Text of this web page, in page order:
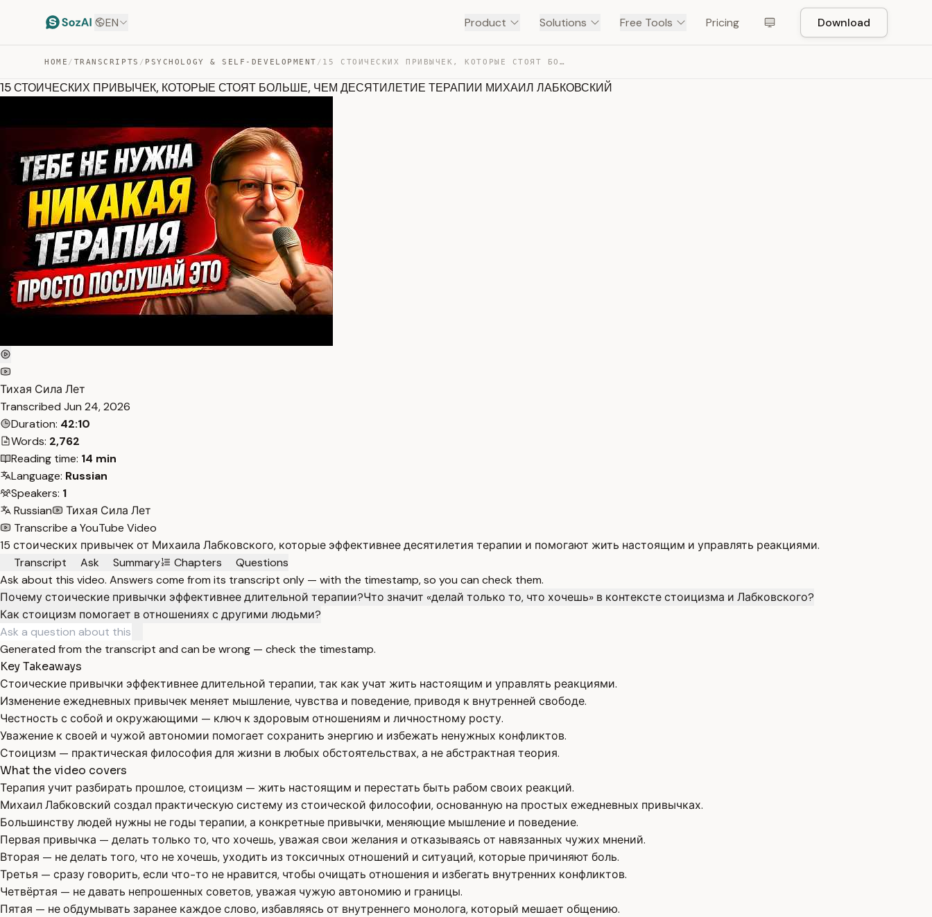
EN Product Solutions Free Tools Pricing Download
HOME / TRANSCRIPTS / PSYCHOLOGY & SELF-DEVELOPMENT / 15 СТОИЧЕСКИХ ПРИВЫЧЕК, КОТОРЫЕ СТОЯТ БОЛЬШЕ, ЧЕМ ДЕСЯТ… — TRANSCRIPT
15 СТОИЧЕСКИХ ПРИВЫЧЕК, КОТОРЫЕ СТОЯТ БОЛЬШЕ, ЧЕМ ДЕСЯТИЛЕТИЕ ТЕРАПИИ МИХАИЛ ЛАБКОВСКИЙ
Тихая Сила Лет
Transcribed Jun 24, 2026
Duration: 42:10
Words: 2,762
Reading time: 14 min
Language: Russian
Speakers: 1
Russian
Тихая Сила Лет
Transcribe a YouTube Video
15 стоических привычек от Михаила Лабковского, которые эффективнее десятилетия терапии и помогают жить настоящим и управлять реакциями.
Transcript
Ask Summary Chapters
Questions
Ask about this video. Answers come from its transcript only — with the timestamp, so you can check them.
Почему стоические привычки эффективнее длительной терапии?Что значит «делай только то, что хочешь» в контексте стоицизма и Лабковского?
Как стоицизм помогает в отношениях с другими людьми?
Generated from the transcript and can be wrong — check the timestamp.
Key Takeaways
Стоические привычки эффективнее длительной терапии, так как учат жить настоящим и управлять реакциями.
Изменение ежедневных привычек меняет мышление, чувства и поведение, приводя к внутренней свободе.
Честность с собой и окружающими — ключ к здоровым отношениям и личностному росту.
Уважение к своей и чужой автономии помогает сохранить энергию и избежать ненужных конфликтов.
Стоицизм — практическая философия для жизни в любых обстоятельствах, а не абстрактная теория.
What the video covers
Терапия учит разбирать прошлое, стоицизм — жить настоящим и перестать быть рабом своих реакций.
Михаил Лабковский создал практическую систему из стоической философии, основанную на простых ежедневных привычках.
Большинству людей нужны не годы терапии, а конкретные привычки, меняющие мышление и поведение.
Первая привычка — делать только то, что хочешь, уважая свои желания и отказываясь от навязанных чужих мнений.
Вторая — не делать того, что не хочешь, уходить из токсичных отношений и ситуаций, которые причиняют боль.
Третья — сразу говорить, если что-то не нравится, чтобы очищать отношения и избегать внутренних конфликтов.
Четвёртая — не давать непрошенных советов, уважая чужую автономию и границы.
Пятая — не обдумывать заранее каждое слово, избавляясь от внутреннего монолога, который мешает общению.